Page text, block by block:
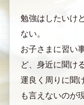
勉強はしたいけ
ない。
お子さまに習い
ど、身近に聞け
運良く周りに聞
も言えないのが